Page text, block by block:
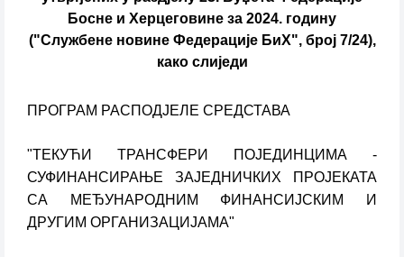
Босне и Херцеговине за 2024. годину
("Службене новине Федерације БиХ", број 7/24),
како слиједи
ПРОГРАМ РАСПОДЈЕЛЕ СРЕДСТАВА
"ТЕКУЋИ ТРАНСФЕРИ ПОЈЕДИНЦИМА -
СУФИНАНСИРАЊЕ ЗАЈЕДНИЧКИХ ПРОЈЕКАТА
СА МЕЂУНАРОДНИМ ФИНАНСИЈСКИМ И
ДРУГИМ ОРГАНИЗАЦИЈАМА"